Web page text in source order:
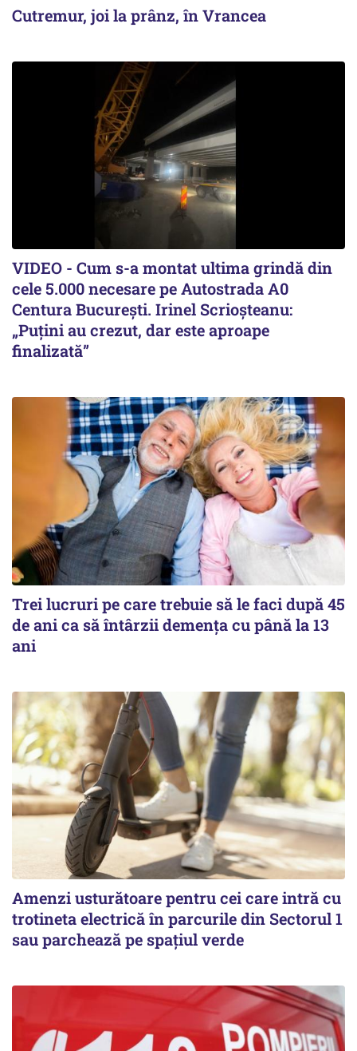
Cutremur, joi la prânz, în Vrancea
VIDEO - Cum s-a montat ultima grindă din
cele 5.000 necesare pe Autostrada A0
Centura București. Irinel Scrioșteanu:
„Puțini au crezut, dar este aproape
finalizată”
Trei lucruri pe care trebuie să le faci după 45
de ani ca să întârzii demența cu până la 13
ani
Amenzi usturătoare pentru cei care intră cu
trotineta electrică în parcurile din Sectorul 1
sau parchează pe spațiul verde